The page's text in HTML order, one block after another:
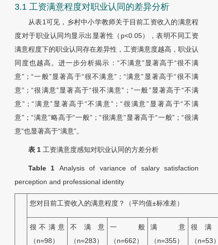
3.1 工资满意程度对职业认同的差异分析
从表1可见，乡村中小学教师关于目前工资收入的满意程
度对于职业认同均显示出显著性（p<0.05），表明不同工资
满意程度下的职业认同存在差异性，工资满意度越高，职业认
同度也越高。进一步分析揭示：“不满意”显著高于“很不满
意”；“一般”显著高于“很不满意”；“满意”显著高于“很不满
意”；“很满意”显著高于“很不满意”；“一般”显著高于“不满
意”；“满意”显著高于“不满意”；“很满意”显著高于“不满
意”；“满意”略高于“一般”；“很满意”显著高于“一般”；“很满
意”也显著高于“满意”。
表 1 工资满意度感知对职业认同的方差分析
Table 1 Analysis of variance of salary satisfaction
perception and professional identity
您对目前工资收入的满意程度？（平均值±标准差）
很不满意
（n=98）
不满意
（n=283）
一般
（n=662）
满意
（n=355）
很满
（n=53